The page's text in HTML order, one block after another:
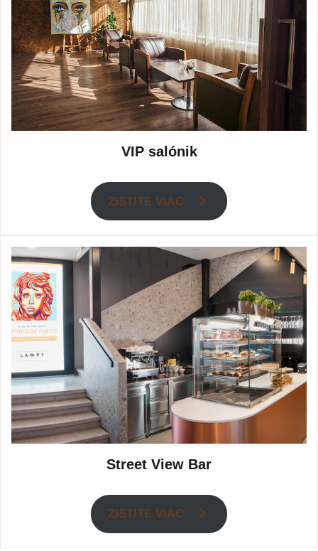
VIP salónik
ZISTITE VIAC
Street View Bar
ZISTITE VIAC